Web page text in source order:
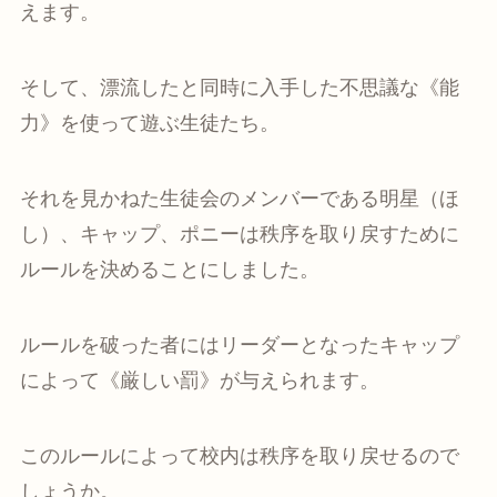
えます。
そして、漂流したと同時に入手した不思議な《能
力》を使って遊ぶ生徒たち。
それを見かねた生徒会のメンバーである明星（ほ
し）、キャップ、ポニーは秩序を取り戻すために
ルールを決めることにしました。
ルールを破った者にはリーダーとなったキャップ
によって《厳しい罰》が与えられます。
このルールによって校内は秩序を取り戻せるので
しょうか。